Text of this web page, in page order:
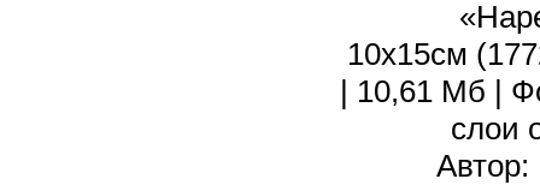
10х15см
| 10,61 Мб |
слои